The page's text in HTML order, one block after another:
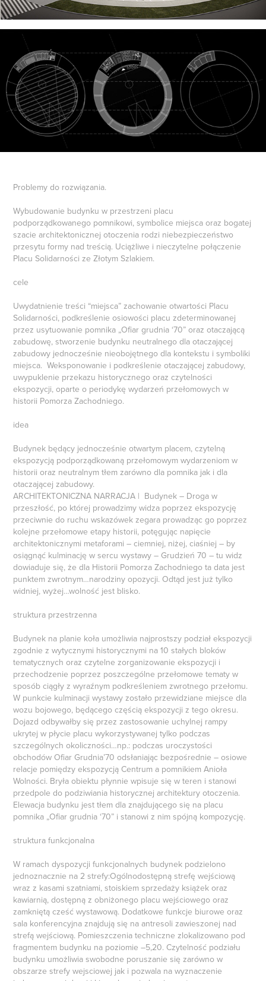
Problemy do rozwiązania.
Wybudowanie budynku w przestrzeni placu
podporządkowanego pomnikowi, symbolice miejsca oraz bogatej
szacie architektonicznej otoczenia rodzi niebezpieczeństwo
przesytu formy nad treścią. Uciążliwe i nieczytelne połączenie
Placu Solidarności ze Złotym Szlakiem.
cele
Uwydatnienie treści “miejsca” zachowanie otwartości Placu
Solidarności, podkreślenie osiowości placu zdeterminowanej
przez usytuowanie pomnika „Ofiar grudnia ‘70” oraz otaczającą
zabudowę, stworzenie budynku neutralnego dla otaczającej
zabudowy jednocześnie nieobojętnego dla kontekstu i symboliki
miejsca. Weksponowanie i podkreślenie otaczającej zabudowy,
uwypuklenie przekazu historycznego oraz czytelności
ekspozycji, oparte o periodykę wydarzeń przełomowych w
historii Pomorza Zachodniego.
idea
Budynek będący jednocześnie otwartym placem, czytelną
ekspozycją podporządkowaną przełomowym wydarzeniom w
historii oraz neutralnym tłem zarówno dla pomnika jak i dla
otaczającej zabudowy.
ARCHITEKTONICZNA NARRACJA | Budynek – Droga w
przeszłość, po której prowadzimy widza poprzez ekspozycję
przeciwnie do ruchu wskazówek zegara prowadząc go poprzez
kolejne przełomowe etapy historii, potęgując napięcie
architektonicznymi metaforami – ciemniej, niżej, ciaśniej – by
osiągnąć kulminację w sercu wystawy – Grudzień 70 – tu widz
dowiaduje się, że dla Historii Pomorza Zachodniego ta data jest
punktem zwrotnym…narodziny opozycji. Odtąd jest już tylko
widniej, wyżej…wolność jest blisko.
struktura przestrzenna
Budynek na planie koła umożliwia najprostszy podział ekspozycji
zgodnie z wytycznymi historycznymi na 10 stałych bloków
tematycznych oraz czytelne zorganizowanie ekspozycji i
przechodzenie poprzez poszczególne przełomowe tematy w
sposób ciągły z wyraźnym podkreśleniem zwrotnego przełomu.
W punkcie kulminacji wystawy zostało przewidziane miejsce dla
wozu bojowego, będącego częścią ekspozycji z tego okresu.
Dojazd odbywałby się przez zastosowanie uchylnej rampy
ukrytej w płycie placu wykorzystywanej tylko podczas
szczególnych okoliczności…np.: podczas uroczystości
obchodów Ofiar Grudnia’70 odsłaniając bezpośrednie – osiowe
relacje pomiędzy ekspozycją Centrum a pomnikiem Anioła
Wolności. Bryła obiektu płynnie wpisuje się w teren i stanowi
przedpole do podziwiania historycznej architektury otoczenia.
Elewacja budynku jest tłem dla znajdującego się na placu
pomnika „Ofiar grudnia ‘70” i stanowi z nim spójną kompozycję.
struktura funkcjonalna
W ramach dyspozycji funkcjonalnych budynek podzielono
jednoznacznie na 2 strefy:Ogólnodostępną strefę wejściową
wraz z kasami szatniami, stoiskiem sprzedaży książek oraz
kawiarnią, dostępną z obniżonego placu wejściowego oraz
zamkniętą cześć wystawową. Dodatkowe funkcje biurowe oraz
sala konferencyjna znajdują się na antresoli zawieszonej nad
strefą wejściową. Pomieszczenia techniczne zlokalizowano pod
fragmentem budynku na poziomie –5,20. Czytelność podziału
budynku umożliwia swobodne poruszanie się zarówno w
obszarze strefy wejsciowej jak i pozwala na wyznaczenie